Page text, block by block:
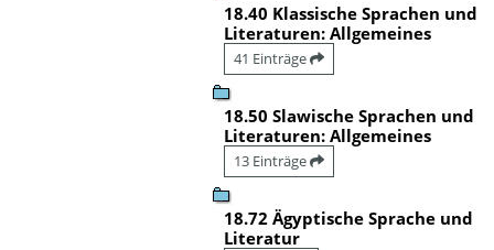
18.40 Klassische Sprachen und
Literaturen: Allgemeines
41 Einträge
18.50 Slawische Sprachen und
Literaturen: Allgemeines
13 Einträge
18.72 Ägyptische Sprache und
Literatur